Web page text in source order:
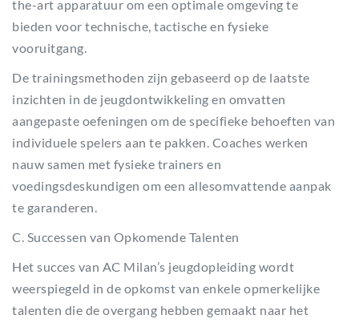
the-art apparatuur om een optimale omgeving te
bieden voor technische, tactische en fysieke
vooruitgang.
De trainingsmethoden zijn gebaseerd op de laatste
inzichten in de jeugdontwikkeling en omvatten
aangepaste oefeningen om de specifieke behoeften van
individuele spelers aan te pakken. Coaches werken
nauw samen met fysieke trainers en
voedingsdeskundigen om een allesomvattende aanpak
te garanderen.
C. Successen van Opkomende Talenten
Het succes van AC Milan’s jeugdopleiding wordt
weerspiegeld in de opkomst van enkele opmerkelijke
talenten die de overgang hebben gemaakt naar het